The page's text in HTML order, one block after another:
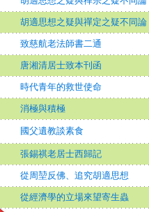
胡適思想之疑與禪定之疑不同論
致慈航老法師書二通
唐湘清居士致本刊函
時代青年的救世使命
消極與積極
國父遺教談素食
張錫祺老居士西歸記
從周堃反佛、追究胡適思想
從經濟學的立場來望寄生蟲